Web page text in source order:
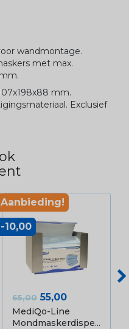
wandmontage.
met max.
mm.
Exclusief
Normale prijs
65,00 Prijs
55,00
MediQo-Line
Mondmaskerdispe...
Aanbieding!
-10,00